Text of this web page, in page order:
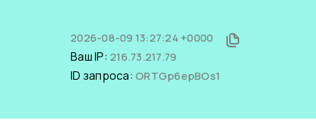
2026-08-09 13:27:24 +0000
Ваш IP: 216.73.217.79
ID запроса: ORTGp6epBOs1